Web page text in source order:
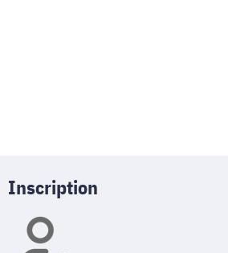
Inscription